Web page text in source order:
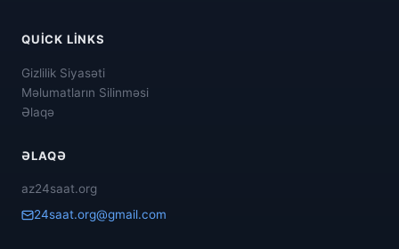
QUICK LINKS
Gizlilik Siyasəti
Məlumatların Silinməsi
Əlaqə
ƏLAQƏ
az24saat.org
24saat.org@gmail.com